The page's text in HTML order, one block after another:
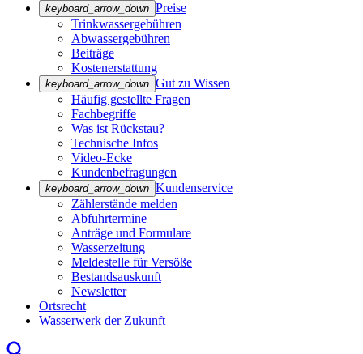
keyboard_arrow_down Preise
Trinkwassergebühren
Abwassergebühren
Beiträge
Kostenerstattung
keyboard_arrow_down Gut zu Wissen
Häufig gestellte Fragen
Fachbegriffe
Was ist Rückstau?
Technische Infos
Video-Ecke
Kundenbefragungen
keyboard_arrow_down Kundenservice
Zählerstände melden
Abfuhrtermine
Anträge und Formulare
Wasserzeitung
Meldestelle für Versöße
Bestandsauskunft
Newsletter
Ortsrecht
Wasserwerk der Zukunft